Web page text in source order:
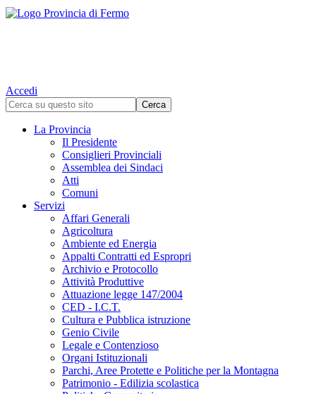
Accedi
La Provincia
Il Presidente
Consiglieri Provinciali
Assemblea dei Sindaci
Atti
Comuni
Servizi
Affari Generali
Agricoltura
Ambiente ed Energia
Appalti Contratti ed Espropri
Archivio e Protocollo
Attività Produttive
Attuazione legge 147/2004
CED - I.C.T.
Cultura e Pubblica istruzione
Genio Civile
Legale e Contenzioso
Organi Istituzionali
Parchi, Aree Protette e Politiche per la Montagna
Patrimonio - Edilizia scolastica